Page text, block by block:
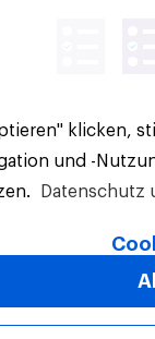
klicken,
und -
Datenschutz